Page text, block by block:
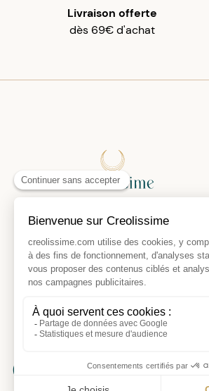
Livraison offerte
dès 69€ d'achat